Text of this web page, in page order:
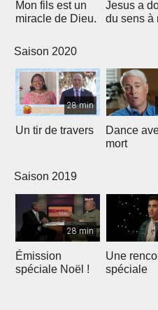
Mon fils est un
miracle de Dieu.
Jesus a
du sens à
Saison 2020
28 min
Un tir de travers
Dance
mort
Saison 2019
28 min
Émission
spéciale Noël !
Une
spéciale